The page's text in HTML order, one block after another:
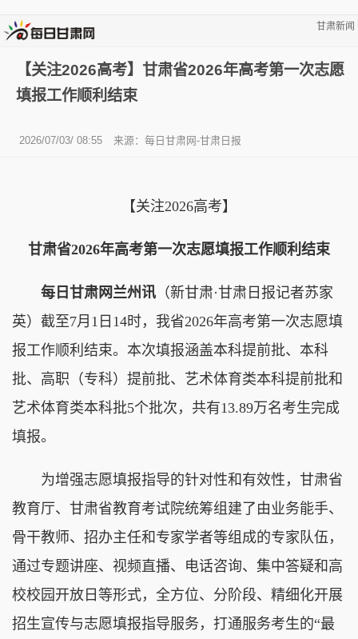
甘肃新闻
【关注2026高考】甘肃省2026年高考第一次志愿
填报工作顺利结束
2026/07/03/ 08:55 来源：每日甘肃网-甘肃日报
【关注2026高考】
甘肃省2026年高考第一次志愿填报工作顺利结束
每日甘肃网兰州讯 （新甘肃·甘肃日报记者苏家
英）截至7月1日14时，我省2026年高考第一次志愿填
报工作顺利结束。本次填报涵盖本科提前批、本科
批、高职（专科）提前批、艺术体育类本科提前批和
艺术体育类本科批5个批次，共有13.89万名考生完成
填报。
为增强志愿填报指导的针对性和有效性，甘肃省
教育厅、甘肃省教育考试院统筹组建了由业务能手、
骨干教师、招办主任和专家学者等组成的专家队伍，
通过专题讲座、视频直播、电话咨询、集中答疑和高
校校园开放日等形式，全方位、分阶段、精细化开展
招生宣传与志愿填报指导服务，打通服务考生的“最